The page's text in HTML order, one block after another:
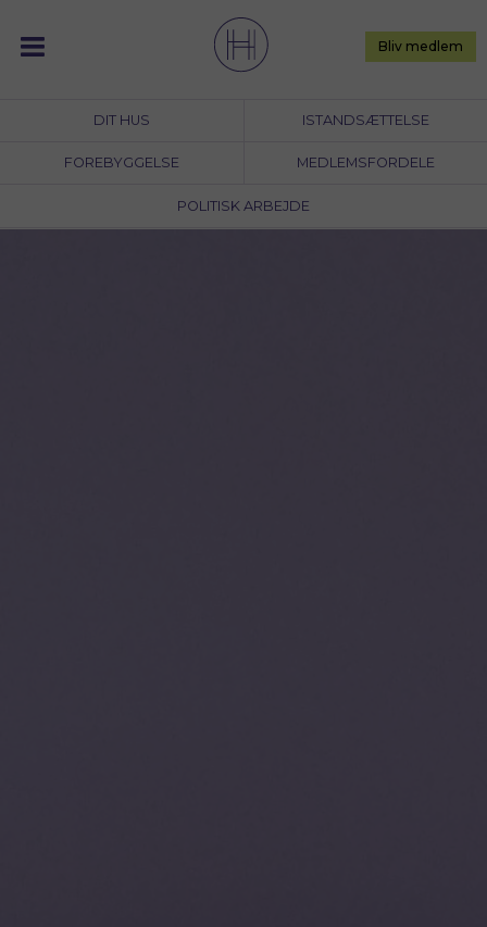
content
DIT HUS ISTANDSÆTTELSE
FOREBYGGELSE MEDLEMSFORDELE
POLITISK ARBEJDE
Bliv medlem